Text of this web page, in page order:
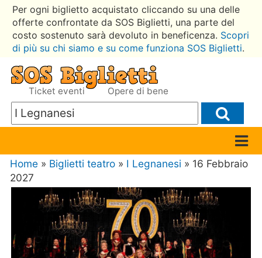
Per ogni biglietto acquistato cliccando su una delle
offerte confrontate da SOS Biglietti, una parte del
costo sostenuto sarà devoluto in beneficenza. Scopri
di più su chi siamo e su come funziona SOS Biglietti.
Ticket eventi Opere di bene
Home » Biglietti teatro » I Legnanesi » 16 Febbraio
2027